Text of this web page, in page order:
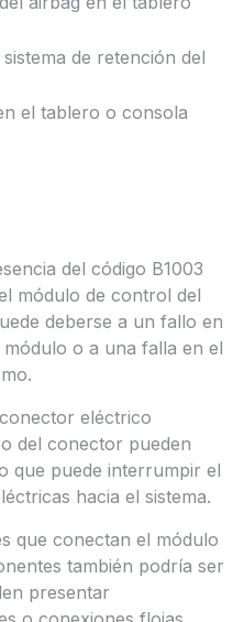
de retención del
el tablero o consola
del código B1003
módulo de control del
deberse a un fallo en
o a una falla en el
eléctrico
del conector pueden
que puede interrumpir el
hacia el sistema.
que conectan el módulo
también podría ser
presentar